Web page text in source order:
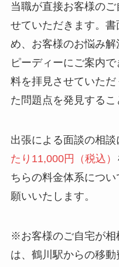
当職が直接お客様の
せていただきます。
め、お客様のお悩み
ピーディーにご案内
料を拝見させていた
た問題点を発見するこ
出張による面談の相
たり11,000円（税込）
ちらの料金体系につ
願いいたします。
※お客様のご自宅が相
は、鶴川駅からの移